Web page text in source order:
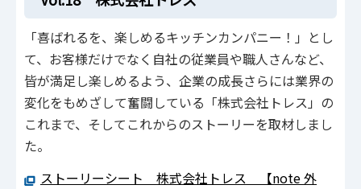
「喜ばれるを、楽しめるキッチンカンパニー！」とし
て、お客様だけでなく自社の従業員や職人さんなど、
皆が満足し楽しめるよう、企業の成長さらには業界の
変化をもめざして奮闘している「株式会社トレス」の
これまで、そしてこれからのストーリーを取材しまし
た。
ストーリーシート 株式会社トレス 【note 外